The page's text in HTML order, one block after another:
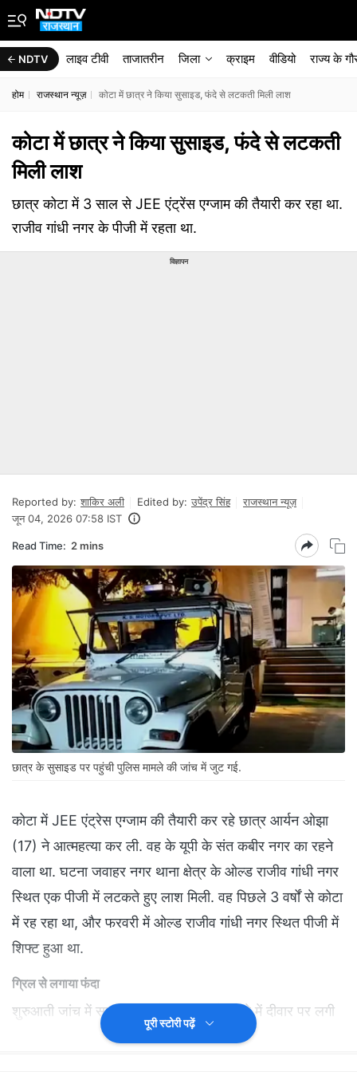
NDTV लाइव टीवी ताजातरीन जिला क्राइम वीडियो राज्‍य के
होम राजस्थान न्यूज़ कोटा में छात्र ने क‍िया सुसाइड, फंदे से लटकती म‍िली लाश
कोटा में छात्र ने क‍िया सुसाइड, फंदे से लटकती
म‍िली लाश
छात्र कोटा में 3 साल से JEE एंट्रेंस एग्‍जाम की तैयारी कर रहा था.
राजीव गांधी नगर के पीजी में रहता था.
विज्ञापन
Reported by: शाकिर अली Edited by: उपेंद्र सिंह
राजस्थान न्यूज़
जून 04, 2026 07:58 IST
Read Time: 2 mins
छात्र के सुसाइड पर पहुंची पुलिस मामले की जांच में जुट गई.
कोटा में JEE एंट्रेस एग्‍जाम की तैयारी कर रहे छात्र आर्यन ओझा
(17) ने आत्‍महत्‍या कर ली. वह के यूपी के संत कबीर नगर का रहने
वाला था. घटना जवाहर नगर थाना क्षेत्र के ओल्ड राजीव गांधी नगर
स्थित एक पीजी में लटकते हुए लाश म‍िली. वह पिछले 3 वर्षों से कोटा
में रह रहा था, और फरवरी में ओल्ड राजीव गांधी नगर स्थित पीजी में
शिफ्ट हुआ था.
ग्रिल से लगाया फंदा
शुरुआती जांच में सामने आया है कि छात्र ने कमरे में दीवार पर लगी
ग्रिल से फंदा लगाकर आत्महत्या की. घटना की सूचना मिलने पर
पूरी स्टोरी पढ़ें